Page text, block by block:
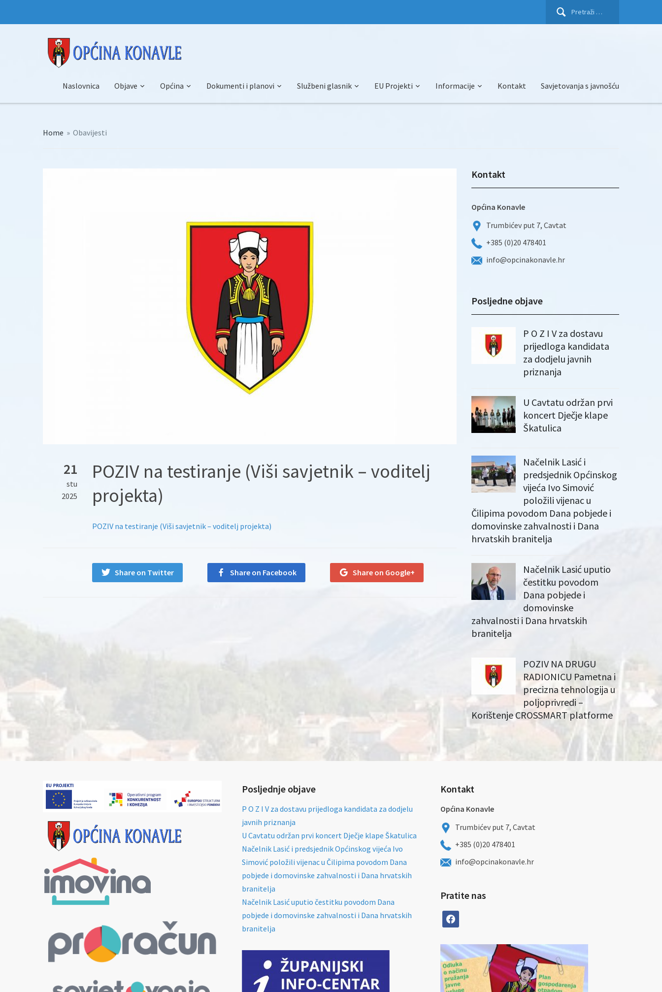
Pretraži:
Naslovnica Objave Općina Dokumenti i planovi Službeni glasnik EU Projekti Informacije Kontakt Savjetovanja s javnošću
Home » Obavijesti
21
stu
2025
POZIV na testiranje (Viši savjetnik – voditelj
projekta)
POZIV na testiranje (Viši savjetnik – voditelj projekta)
Share on Twitter Share on Facebook Share on Google+
Kontakt
Općina Konavle
Trumbićev put 7, Cavtat
+385 (0)20 478401
info@opcinakonavle.hr
Posljedne objave
P O Z I V za dostavu
prijedloga kandidata
za dodjelu javnih
priznanja
U Cavtatu održan prvi
koncert Dječje klape
Škatulica
Načelnik Lasić i
predsjednik Općinskog
vijeća Ivo Simović
položili vijenac u
Čilipima povodom Dana pobjede i
domovinske zahvalnosti i Dana
hrvatskih branitelja
Načelnik Lasić uputio
čestitku povodom
Dana pobjede i
domovinske
zahvalnosti i Dana hrvatskih
branitelja
POZIV NA DRUGU
RADIONICU Pametna i
precizna tehnologija u
poljoprivredi –
Korištenje CROSSMART platforme
Posljednje objave
P O Z I V za dostavu prijedloga kandidata za dodjelu
javnih priznanja
U Cavtatu održan prvi koncert Dječje klape Škatulica
Načelnik Lasić i predsjednik Općinskog vijeća Ivo
Simović položili vijenac u Čilipima povodom Dana
pobjede i domovinske zahvalnosti i Dana hrvatskih
branitelja
Načelnik Lasić uputio čestitku povodom Dana
pobjede i domovinske zahvalnosti i Dana hrvatskih
branitelja
Kontakt
Općina Konavle
Trumbićev put 7, Cavtat
+385 (0)20 478401
info@opcinakonavle.hr
Pratite nas
facebook